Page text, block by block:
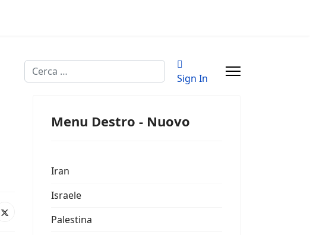
Cerca
Sign In
Menu Destro - Nuovo
Iran
Israele
Palestina